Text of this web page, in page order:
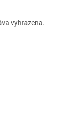
vyhrazena.